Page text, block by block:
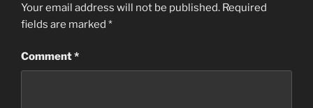
Your email address will not be published. Required
fields are marked *
Comment*